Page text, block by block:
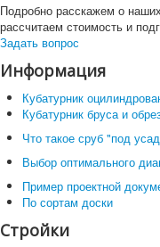
Подробно расскажем о
рассчитаем стоимость и
Задать вопрос
Информация
Кубатурник
Кубатурник бруса и
Что такое сруб "под
Выбор оптимального
Пример проектной
По сортам доски
Стройки